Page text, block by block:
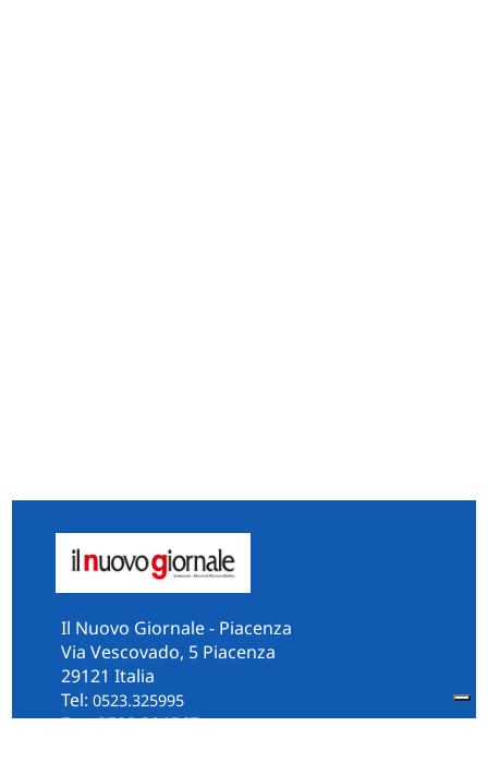
Il Nuovo Giornale - Piacenza
Via Vescovado, 5 Piacenza
29121 Italia
Tel: 0523.325995
Fax: 0523.384567